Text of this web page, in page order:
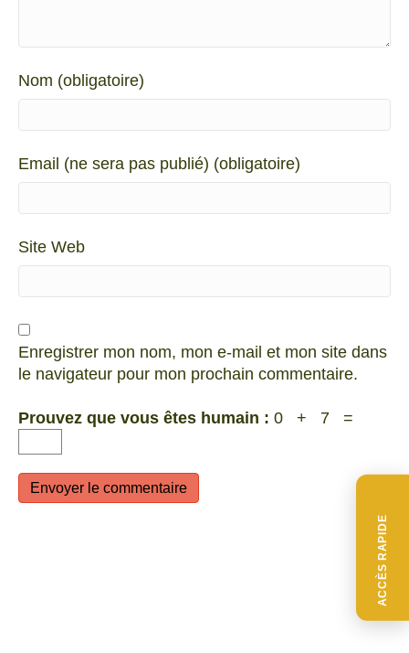
ACCÈS RAPIDE
Nom (obligatoire)
Email (ne sera pas publié) (obligatoire)
Site Web
Enregistrer mon nom, mon e-mail et mon site dans
le navigateur pour mon prochain commentaire.
Prouvez que vous êtes humain : 0 + 7 =